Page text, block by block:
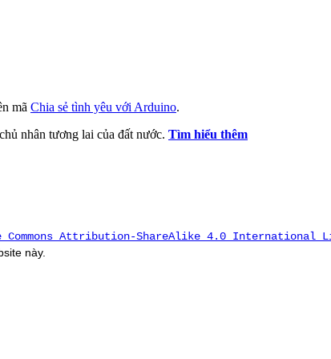
mã Chia sẻ tình yêu với Arduino.
nhân tương lai của đất nước. Tìm hiểu thêm
Commons Attribution-ShareAlike 4.0 International
này.